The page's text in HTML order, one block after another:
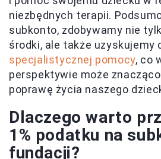
niezbędnych terapii.
subkonto, zdobywamy nie
środki, ale także uzyskujemy
specjalistycznej pomocy, co
perspektywie może znacząco
poprawę życia naszego
Dlaczego warto
1% podatku na
fundacji?